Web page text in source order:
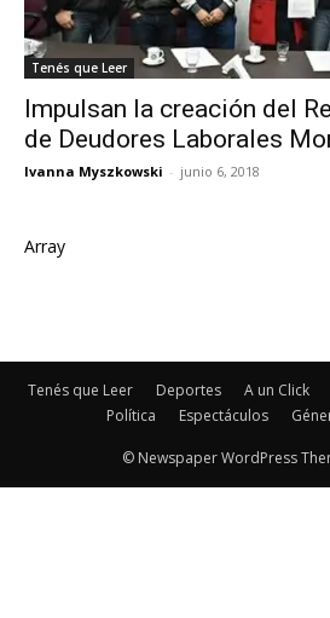
Tenés que Leer
Impulsan la creación del
de Deudores Laborales
Ivanna Myszkowski - junio 6, 2018
Array
Tenés que Leer Deportes A un Click
Política
Espectáculos
© Newspaper WordPress